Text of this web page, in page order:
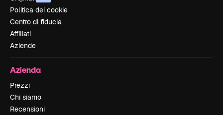
Politica dei cookie
Centro di fiducia
Affiliati
Aziende
Azienda
Prezzi
Chi siamo
Recensioni